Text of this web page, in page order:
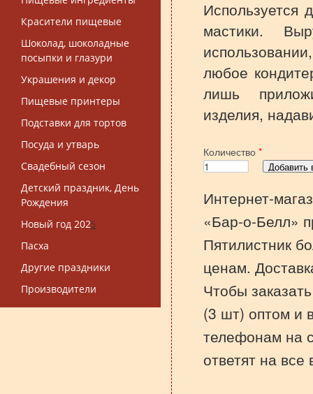
Красители пищевые
Шоколад, шоколадные
посыпки и глазури
Украшения и декор
Пищевые принтеры
Подставки для тортов
Посуда и утварь
Свадебный сезон
Детский праздник, День
Рождения
Новый год 2025
Пасха
Другие праздники
Производители
Используется
мастики.
любое
лишь
изделия,
Количество *
Интернет-
«Бар-о-Белл»
Пятилистник
ценам.
Чтобы
(3 шт) оптом и
телефонам на
ответят на все